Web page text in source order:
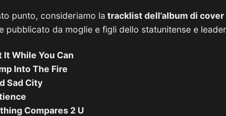
punto, consideriamo la tracklist dell’album di
e pubblicato da moglie e figli dello statunitense e
It While You Can
Into The Fire
Sad City
Compares 2 U